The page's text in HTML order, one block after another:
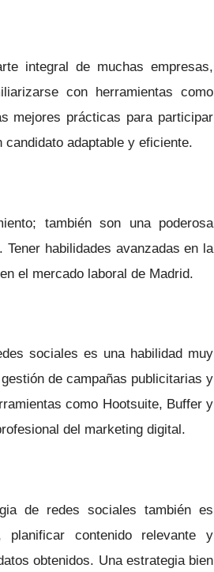
integral de muchas empresas,
con herramientas como
mejores prácticas para participar
adaptable y eficiente.
también son una poderosa
habilidades avanzadas en la
el mercado laboral de Madrid.
sociales es una habilidad muy
de campañas publicitarias y
como Hootsuite, Buffer y
del marketing digital.
de redes sociales también es
contenido relevante y
obtenidos. Una estrategia bien